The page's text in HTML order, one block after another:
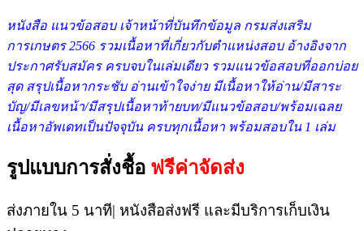
หนังสือ แนวข้อสอบ เจ้าหน้าที่บันทึกข้อมูล กรมส่งเสริม
การเกษตร 2566 รวมเนื้อหาที่เกี่ยวกับตำแหน่งสอบ อ้างอิงจาก
ประกาศรับสมัคร ครบจบในเล่มเดียว รวมแนวข้อสอบที่ออกบ่อย
สุด สรุปเนื้อหากระชับ อ่านเข้าใจง่าย มีเนื้อหาให้อ่าน/มีสาระ
บัญ/มีเลขหน้า/มีสรุปเนื้อหาท้ายบท/มีแนวข้อสอบ/พร้อมเฉลย
เนื้อหาอัพเดทเป็นปัจจุบัน ครบทุกเนื้อหา พร้อมสอบใน 1 เล่ม
รูปแบบการสั่งชื้อ ฟรีค่าจัดส่ง
ส่งภายใน 5 นาที| หนังสือส่งฟรี และมีบริการเก็บเงิน